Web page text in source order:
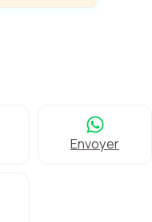
Envoyer